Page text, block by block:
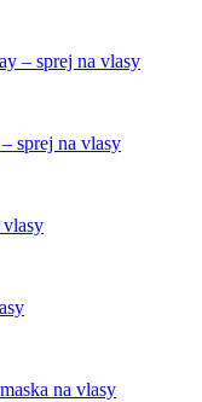
sprej na vlasy